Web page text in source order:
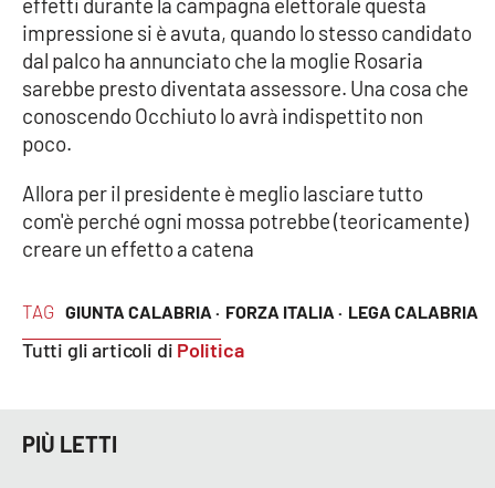
LAC
NETWORK
Lacplay.it
Lactv.it
Lacitymag.it
Ilreggino.it
TAG GIUNTA CALABRIA · FORZA ITALIA · LEGA CALABRIA
Tutti gli articoli di Politica
impressione si è avuta, quando lo stesso candidato
dal palco ha annunciato che la moglie Rosaria
sarebbe presto diventata assessore. Una cosa che
conoscendo Occhiuto lo avrà indispettito non
poco.
Allora per il presidente è meglio lasciare tutto
com'è perché ogni mossa potrebbe (teoricamente)
creare un effetto a catena
PIÙ LETTI